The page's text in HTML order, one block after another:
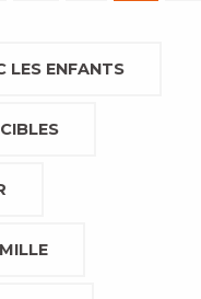
LES ENFANTS
CIBLES